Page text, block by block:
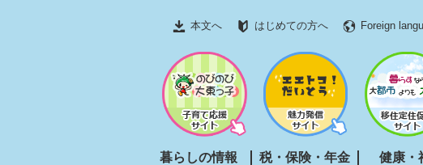
本文へ はじめての方へ Foreign
暮らしの情報 税・保険・年金
健康・